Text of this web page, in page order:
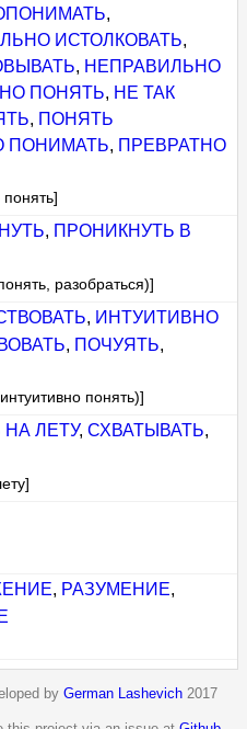
,
ИСТОЛКОВАТЬ,
, НЕПРАВИЛЬНО
ПОНЯТЬ, НЕ ТАК
, ПОНЯТЬ
ПОНИМАТЬ, ПРЕВРАТНО
, ПРОНИКНУТЬ В
разобраться)]
, ИНТУИТИВНО
, ПОЧУЯТЬ,
понять)]
НА ЛЕТУ, СХВАТЫВАТЬ,
, РАЗУМЕНИЕ,
by German Lashevich 2017